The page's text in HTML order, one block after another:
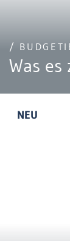
/
Was
NEU